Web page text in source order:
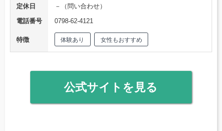
定休日
－（問い合わせ）
電話番号
0798-62-4121
特徴 体験あり 女性もおすすめ
公式サイトを見る